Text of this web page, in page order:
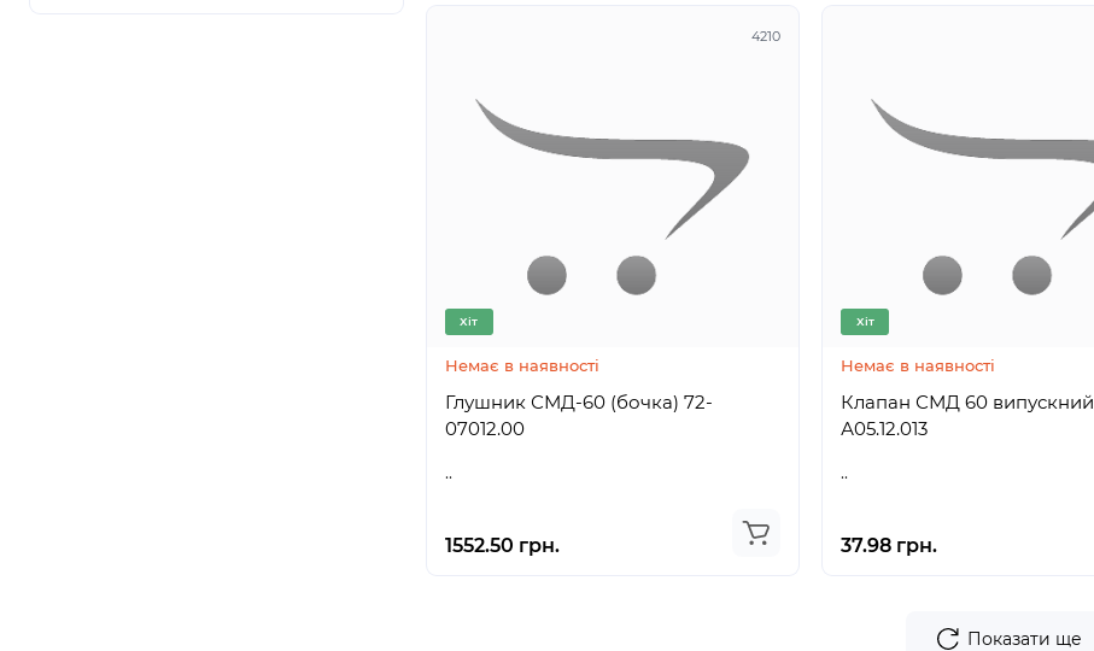
4210
Хіт
Немає в наявності
Глушник СМД-60 (бочка) 72-
07012.00
..
1552.50 грн.
Хіт
Немає в наявності
Клапан СМД 60 випускний
А05.12.013
..
37.98 грн.
Показати ще